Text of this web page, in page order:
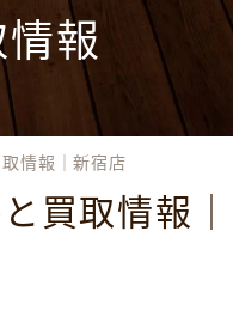
報
情報｜新宿店
買取情報